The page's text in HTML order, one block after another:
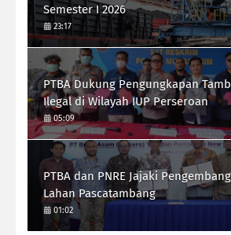
Semester I 2026
23:17
PTBA Dukung Pengungkapan
Ilegal di Wilayah IUP Perseroan
05:09
PTBA dan PNRE Jajaki
Lahan Pascatambang
01:02